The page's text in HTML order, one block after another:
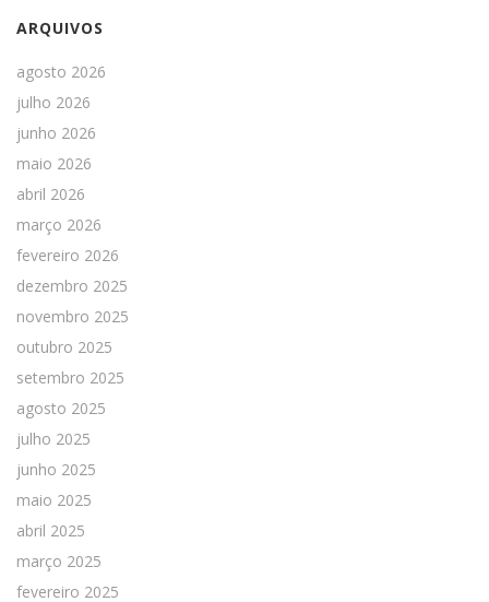
ARQUIVOS
agosto 2026
julho 2026
junho 2026
maio 2026
abril 2026
março 2026
fevereiro 2026
dezembro 2025
novembro 2025
outubro 2025
setembro 2025
agosto 2025
julho 2025
junho 2025
maio 2025
abril 2025
março 2025
fevereiro 2025